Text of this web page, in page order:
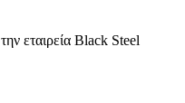
εταιρεία Black Steel